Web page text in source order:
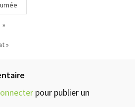
»
pour publier un